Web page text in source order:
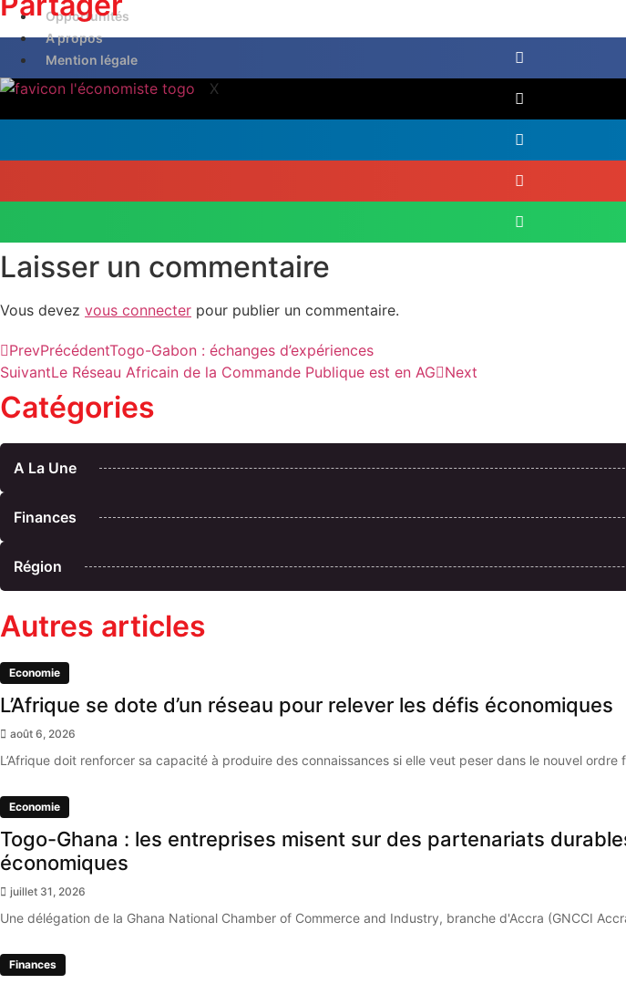
Opportunités
A propos
Mention légale
X
Laisser un commentaire
Vous devez vous connecter pour publier un commentaire.
PrevPrécédentTogo-Gabon : échanges d’expériences
SuivantLe Réseau Africain de la Commande Publique est en AG Next
Catégories
A La Une
Finances
Région
Autres articles
Economie
L’Afrique se dote d’un réseau pour relever les défis économiques
août 6, 2026
L’Afrique doit renforcer sa capacité à produire des connaissances si elle veut peser dans le nouvel ordre
Economie
Togo-Ghana : les entreprises misent sur des partenariats
économiques
juillet 31, 2026
Une délégation de la Ghana National Chamber of Commerce and Industry, branche d'Accra (GNCCI
Finances